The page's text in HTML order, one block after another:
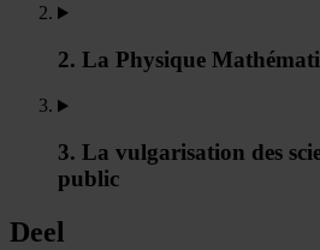
2. La Physique
3. La vulgarisation des
public
Deel